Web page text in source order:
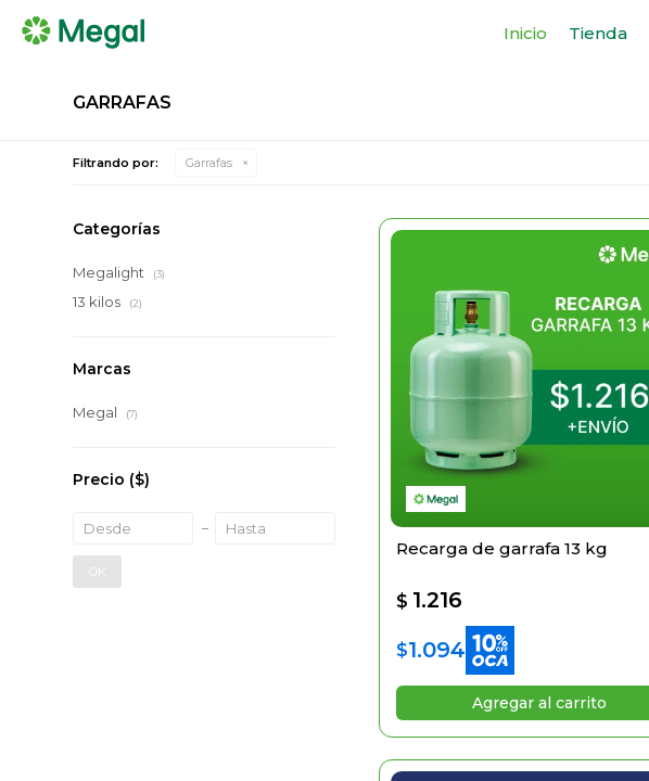
Inicio Tienda
GARRAFAS
Filtrando por: Garrafas
Recarga de garrafa 13 kg
$ 1.216
$1.094
Categorías
Megalight (3)
13 kilos (2)
Marcas
Megal (7)
Precio ($)
OK